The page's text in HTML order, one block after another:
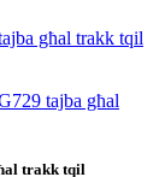
trakk tqil